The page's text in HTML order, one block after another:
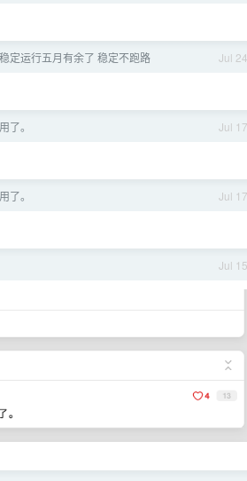
Jul 24
定运行五月有余了 稳定不跑路
Jul 17
了。
Jul 17
了。
Jul 15